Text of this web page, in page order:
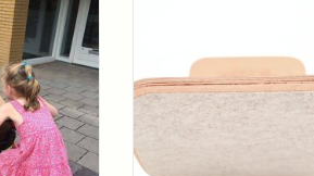
het
set Wobbel
Original
logo
de doos.
WINKELWAGEN